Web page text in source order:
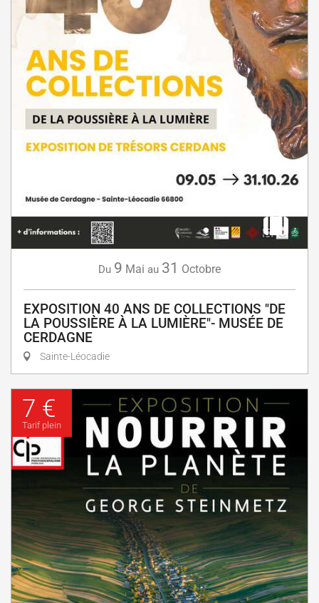
Du 9 Mai au 31 Octobre
EXPOSITION 40 ANS DE COLLECTIONS "DE
LA POUSSIÈRE À LA LUMIÈRE"- MUSÉE DE
CERDAGNE
Sainte-Léocadie
7 €
Tarif plein